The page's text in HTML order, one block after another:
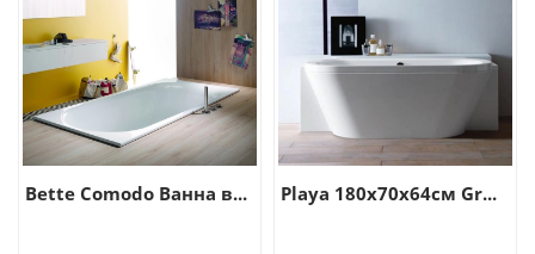
Bette Comodo Ванна в... Playa 180x70x64см Gr...